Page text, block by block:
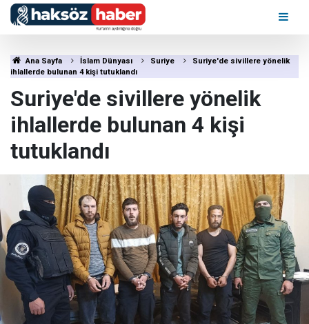
Ana Sayfa İslam Dünyası Suriye
Suriye'de sivillere yönelik
ihlallerde bulunan 4 kişi tutuklandı
Suriye'de sivillere yönelik
ihlallerde bulunan 4 kişi
tutuklandı